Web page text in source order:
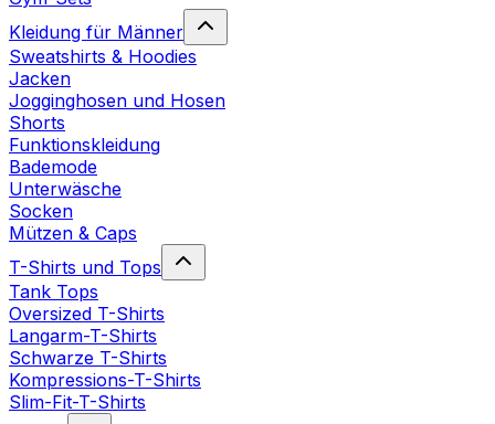
Kleidung für Männer
Sweatshirts & Hoodies
Jacken
Jogginghosen und Hosen
Shorts
Funktionskleidung
Bademode
Unterwäsche
Socken
Mützen & Caps
T-Shirts und Tops
Tank Tops
Oversized T-Shirts
Langarm-T-Shirts
Schwarze T-Shirts
Kompressions-T-Shirts
Slim-Fit-T-Shirts